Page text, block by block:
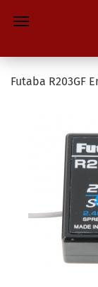
Futaba R203GF